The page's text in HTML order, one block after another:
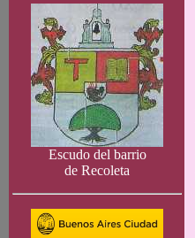
Escudo del barrio
de Recoleta